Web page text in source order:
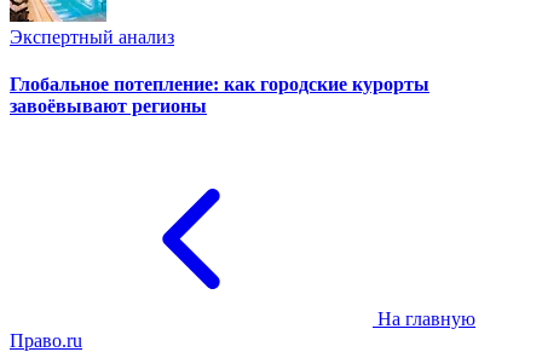
Экспертный анализ
Глобальное потепление: как городские курорты
завоёвывают регионы
На главную
Право.ru